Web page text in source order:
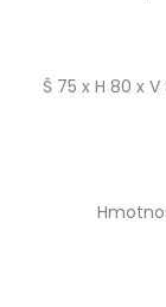
Š 75 x H 80 x